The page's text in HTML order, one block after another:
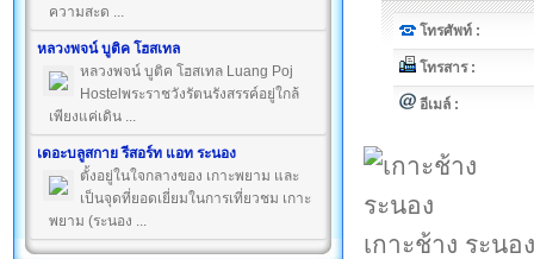
ความสะด ...
หลวงพจน์ บูติค โฮสเทล
หลวงพจน์ บูติค โฮสเทล Luang Poj
Hostelพระราชวังรัตนรังสรรค์อยู่ใกล้
เพียงแค่เดิน ...
เดอะบลูสกาย รีสอร์ท แอท ระนอง
ตั้งอยู่ในใจกลางของ เกาะพยาม และ
เป็นจุดที่ยอดเยี่ยมในการเที่ยวชม เกาะ
พยาม (ระนอง ...
โทรศัพท์ :
โทรสาร :
อีเมล์ :
เกาะช้าง ระนอง